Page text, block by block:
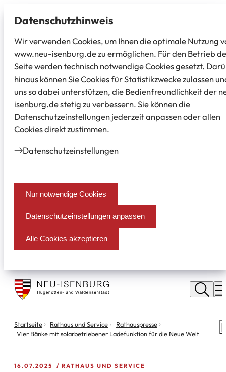
Datenschutz­hinweis
Wir verwenden Cookies, um Ihnen die optimale Nutzung
www.neu-isenburg.de zu ermöglichen. Für den Betrieb
Seite werden technisch notwendige Cookies gesetzt.
hinaus können Sie Cookies für Statistikzwecke zulassen
uns so dabei unterstützen, die Bedienfreundlichkeit der
isenburg.de stetig zu verbessern. Sie können die
Datenschutzeinstellungen jederzeit anpassen oder allen
Cookies direkt zustimmen.
Datenschutz­einstellungen
Nur notwendige Cookies
Datenschutzeinstellungen anpassen
Alle Cookies akzeptieren
Stadt
Neu
Isenburg
Sie
befinden
Startseite Rathaus und Service
Rathauspresse
Vier Bänke mit solarbetriebener Ladefunktion für die Neue Welt
16.07.2025 RATHAUS UND SERVICE